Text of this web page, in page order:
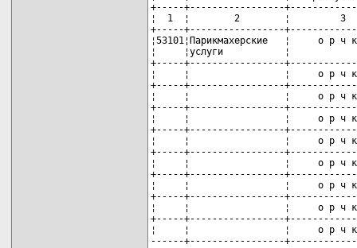
+-----+-----------------
¦  1  ¦        2        ¦
+-----+-----------------
¦53101¦Парикмахерские   ¦
¦     ¦услуги           ¦
+-----+-----------------
¦     ¦                 ¦     о р ч
+-----+-----------------
¦     ¦                 ¦     о р ч
+-----+-----------------
¦     ¦                 ¦     о р ч
+-----+-----------------
¦     ¦                 ¦     о р ч
+-----+-----------------
¦     ¦                 ¦     о р ч
+-----+-----------------
¦     ¦                 ¦     о р ч
+-----+-----------------
¦     ¦                 ¦     о р ч
+-----+-----------------
¦     ¦                 ¦     о р ч
------+-----------------